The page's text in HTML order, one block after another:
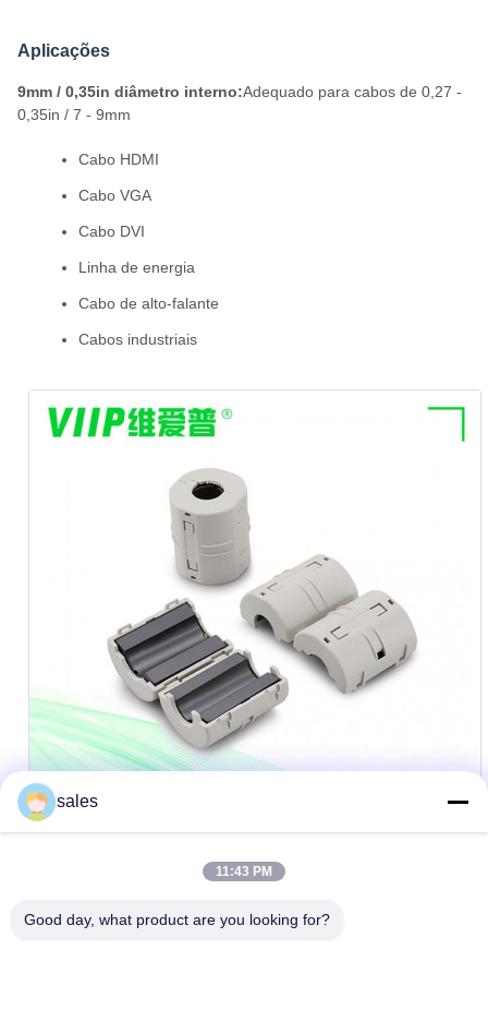
Aplicações
9mm / 0,35in diâmetro interno:Adequado para cabos de 0,27 -
0,35in / 7 - 9mm
Cabo HDMI
Cabo VGA
Cabo DVI
Linha de energia
Cabo de alto-falante
Cabos industriais
sales
11:43 PM
Good day, what product are you looking for?